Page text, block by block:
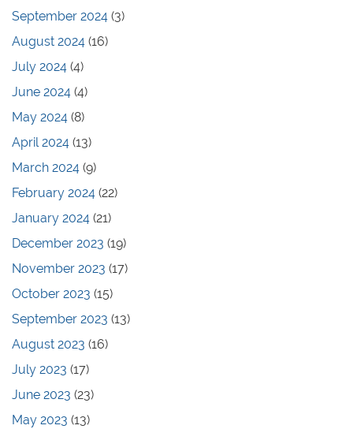
September 2024 (3)
August 2024 (16)
July 2024 (4)
June 2024 (4)
May 2024 (8)
April 2024 (13)
March 2024 (9)
February 2024 (22)
January 2024 (21)
December 2023 (19)
November 2023 (17)
October 2023 (15)
September 2023 (13)
August 2023 (16)
July 2023 (17)
June 2023 (23)
May 2023 (13)